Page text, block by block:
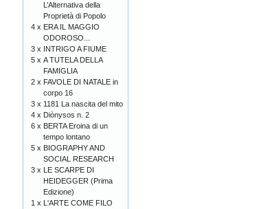
L’Alternativa della
Proprietà di Popolo
4 x ERA IL MAGGIO
ODOROSO...
3 x INTRIGO A FIUME
5 x A TUTELA DELLA
FAMIGLIA
2 x FAVOLE DI NATALE in
corpo 16
3 x 1181 La nascita del mito
4 x Diònysos n. 2
6 x BERTA Eroina di un
tempo lontano
5 x BIOGRAPHY AND
SOCIAL RESEARCH
3 x LE SCARPE DI
HEIDEGGER (Prima
Edizione)
1 x L'ARTE COME FILO